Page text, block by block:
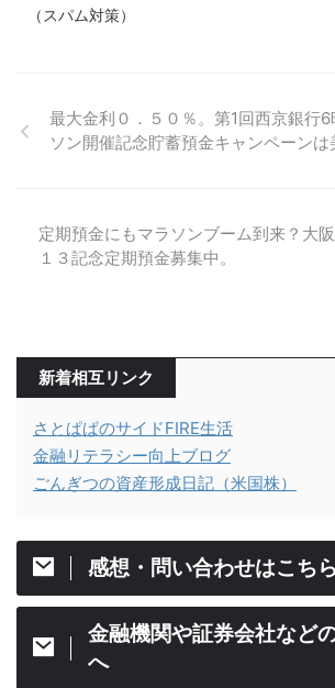
（スパム対策）
最大金利０．５０％。第1回西京銀行
ソン開催記念貯蓄預金キャンペーンは
定期預金にもマラソンブーム到来？大
１３記念定期預金募集中。
新着相互リンク
さとぱぱのサイドFIRE生活
金融リテラシー向上ブログ
ごんぎつの資産形成日記（米国株）
感想・問い合わせはこちら
金融機関や証券会社など
へ